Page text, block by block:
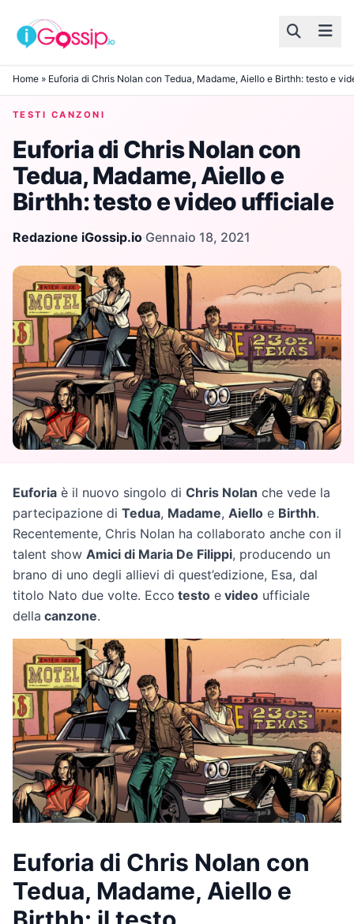
Skip to content
Home » Euforia di Chris Nolan con Tedua, Madame, Aiello e Birthh: testo e
TESTI CANZONI
Euforia di Chris Nolan con
Tedua, Madame, Aiello e
Birthh: testo e video ufficiale
Redazione iGossip.io·Gennaio 18, 2021
Euforia è il nuovo singolo di Chris Nolan che vede la
partecipazione di Tedua, Madame, Aiello e Birthh.
Recentemente, Chris Nolan ha collaborato anche con il
talent show Amici di Maria De Filippi, producendo un
brano di uno degli allievi di quest’edizione, Esa, dal
titolo Nato due volte. Ecco testo e video ufficiale
della canzone.
Euforia di Chris Nolan con
Tedua, Madame, Aiello e